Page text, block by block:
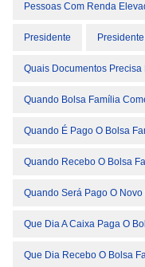
Pessoas Com Renda
Presidente
Quais Documentos
Quando Bolsa Família
Quando É Pago O Bolsa
Quando Recebo O Bolsa
Quando Será Pago O
Que Dia A Caixa Paga O
Que Dia Recebo O Bolsa